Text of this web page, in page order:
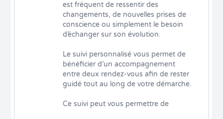
est fréquent de ressentir des
changements, de nouvelles prises de
conscience ou simplement le besoin
d’échanger sur son évolution.
Le suivi personnalisé vous permet de
bénéficier d’un accompagnement
entre deux rendez-vous afin de rester
guidé tout au long de votre démarche.
Ce suivi peut vous permettre de